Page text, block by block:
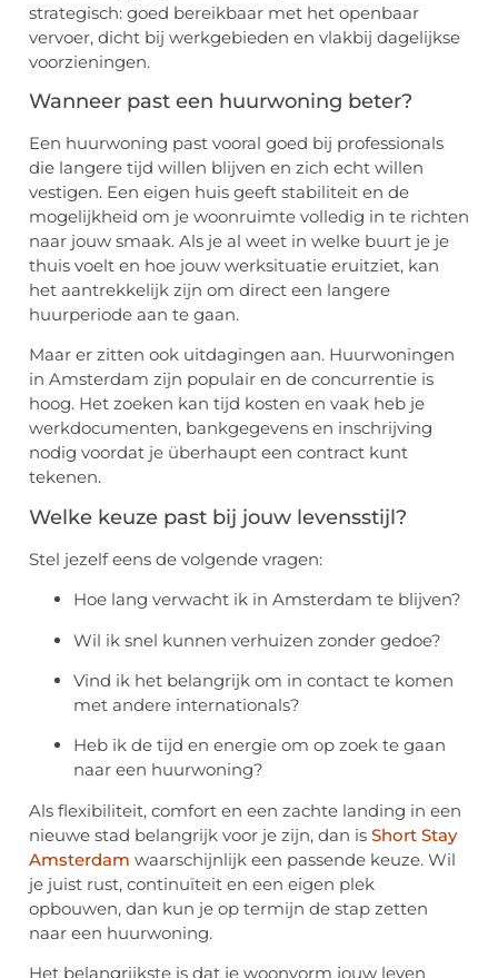
strategisch: goed bereikbaar met het openbaar
vervoer, dicht bij werkgebieden en vlakbij dagelijkse
voorzieningen.
Wanneer past een huurwoning beter?
Een huurwoning past vooral goed bij professionals
die langere tijd willen blijven en zich echt willen
vestigen. Een eigen huis geeft stabiliteit en de
mogelijkheid om je woonruimte volledig in te richten
naar jouw smaak. Als je al weet in welke buurt je je
thuis voelt en hoe jouw werksituatie eruitziet, kan
het aantrekkelijk zijn om direct een langere
huurperiode aan te gaan.
Maar er zitten ook uitdagingen aan. Huurwoningen
in Amsterdam zijn populair en de concurrentie is
hoog. Het zoeken kan tijd kosten en vaak heb je
werkdocumenten, bankgegevens en inschrijving
nodig voordat je überhaupt een contract kunt
tekenen.
Welke keuze past bij jouw levensstijl?
Stel jezelf eens de volgende vragen:
Hoe lang verwacht ik in Amsterdam te blijven?
Wil ik snel kunnen verhuizen zonder gedoe?
Vind ik het belangrijk om in contact te komen
met andere internationals?
Heb ik de tijd en energie om op zoek te gaan
naar een huurwoning?
Als flexibiliteit, comfort en een zachte landing in een
nieuwe stad belangrijk voor je zijn, dan is Short Stay
Amsterdam waarschijnlijk een passende keuze. Wil
je juist rust, continuïteit en een eigen plek
opbouwen, dan kun je op termijn de stap zetten
naar een huurwoning.
Het belangrijkste is dat je woonvorm jouw leven